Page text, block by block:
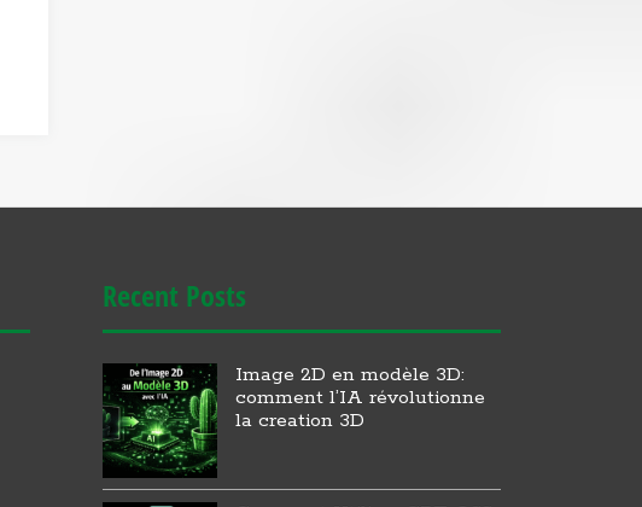
Recent Posts
Image 2D en modèle 3D:
comment l’IA révolutionne
la creation 3D